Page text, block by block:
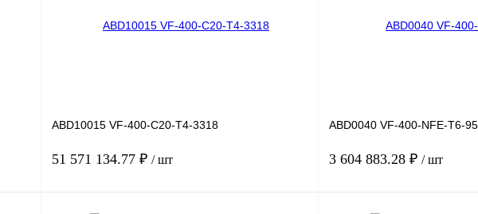
ABD10015 VF-400-C20-T4-3318
51 571 134.77 ₽ / шт
ABD0040 VF-400-NFE-T6-
3 604 883.28 ₽ / шт